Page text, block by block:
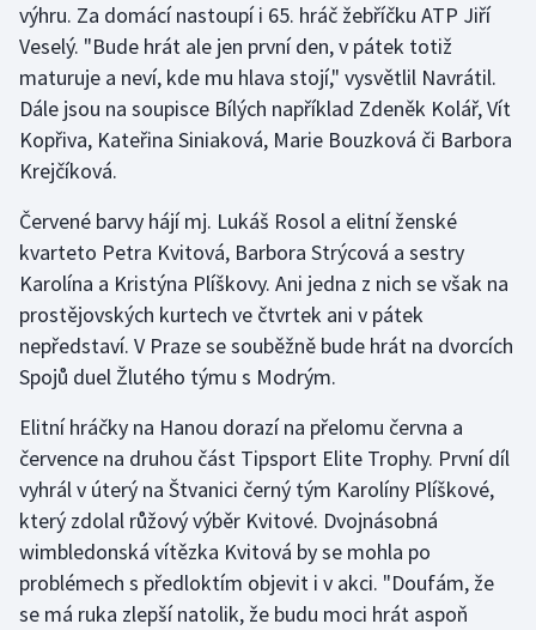
Judo
Krasobruslení
Lezení
Moderní pětiboj
Motorsport
Olympijské hry
Parasport
Plavání
Plážový volejbal
Ragby
výhru. Za domácí nastoupí i 65. hráč žebříčku ATP Jiří
Veselý. "Bude hrát ale jen první den, v pátek totiž
maturuje a neví, kde mu hlava stojí," vysvětlil Navrátil.
Dále jsou na soupisce Bílých například Zdeněk Kolář, Vít
Kopřiva, Kateřina Siniaková, Marie Bouzková či Barbora
Krejčíková.
Červené barvy hájí mj. Lukáš Rosol a elitní ženské
kvarteto Petra Kvitová, Barbora Strýcová a sestry
Karolína a Kristýna Plíškovy. Ani jedna z nich se však na
prostějovských kurtech ve čtvrtek ani v pátek
nepředstaví. V Praze se souběžně bude hrát na dvorcích
Spojů duel Žlutého týmu s Modrým.
Elitní hráčky na Hanou dorazí na přelomu června a
července na druhou část Tipsport Elite Trophy. První díl
vyhrál v úterý na Štvanici černý tým Karolíny Plíškové,
který zdolal růžový výběr Kvitové. Dvojnásobná
wimbledonská vítězka Kvitová by se mohla po
problémech s předloktím objevit i v akci. "Doufám, že
se má ruka zlepší natolik, že budu moci hrát aspoň